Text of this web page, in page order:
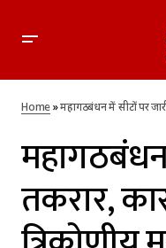
आसार
Home»महागठबंधन में सीटों पर
महागठबंधन
तकरार,